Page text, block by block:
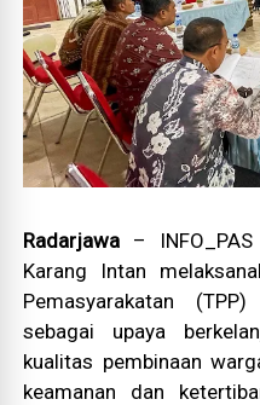
Radarjawa –
Karang Intan
Pemasyarakatan
sebagai upaya
kualitas pembinaan
keamanan dan